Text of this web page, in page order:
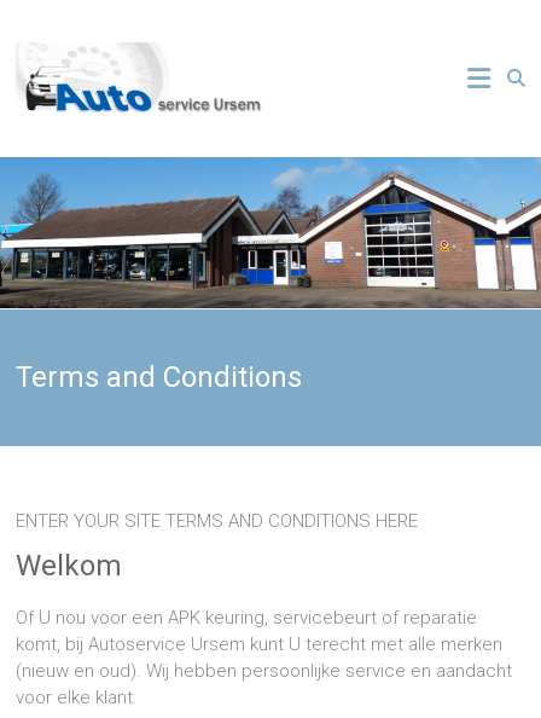
naar
inhoud
Autoservice
ursem
Terms and Conditions
ENTER YOUR SITE TERMS AND CONDITIONS HERE
Welkom
Of U nou voor een APK keuring, servicebeurt of reparatie
komt, bij Autoservice Ursem kunt U terecht met alle merken
(nieuw en oud). Wij hebben persoonlijke service en aandacht
voor elke klant.